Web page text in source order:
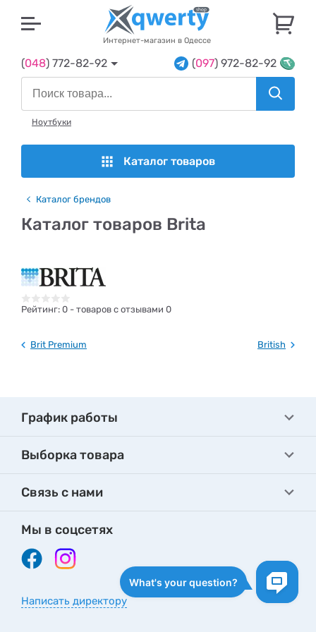
Интернет-магазин в Одессе
(048) 772-82-92 (097) 972-82-92
Ноутбуки
Каталог товаров
Каталог брендов
Каталог товаров Brita
Рейтинг: 0 - товаров с отзывами 0
Brit Premium British
График работы
Выборка товара
Связь с нами
Мы в соцсетях
Написать директору